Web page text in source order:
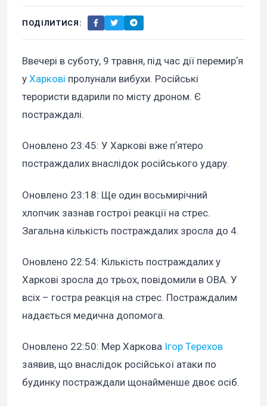
ПОДІЛИТИСЯ:
Ввечері в суботу, 9 травня, під час дії перемирʼя
у Харкові пролунали вибухи. Російські
терористи вдарили по місту дроном. Є
постраждалі.
Оновлено 23:45: У Харкові вже пʼятеро
постраждалих внаслідок російського удару.
Оновлено 23:18: Ще один восьмирічний
хлопчик зазнав гострої реакції на стрес.
Загальна кількість постраждалих зросла до 4.
Оновлено 22:54: Кількість постраждалих у
Харкові зросла до трьох, повідомили в ОВА. У
всіх – гостра реакція на стрес. Постраждалим
надається медична допомога.
Оновлено 22:50: Мер Харкова Ігор Терехов
заявив, що внаслідок російської атаки по
будинку постраждали щонайменше двоє осіб.